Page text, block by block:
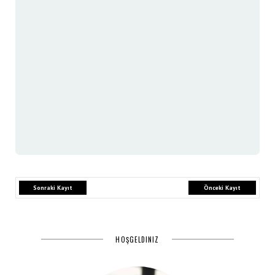
Sonraki Kayıt Önceki Kayıt
HOŞGELDINIZ